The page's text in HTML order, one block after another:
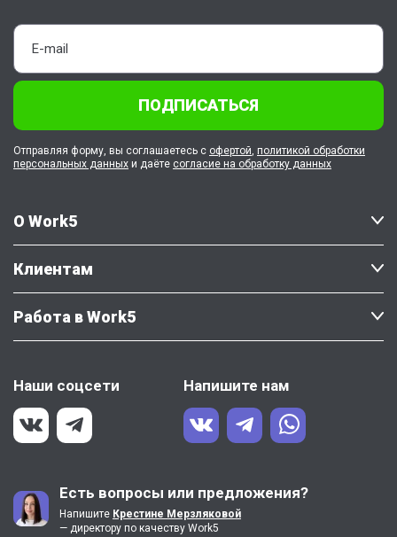
О Work5
Клиентам
Работа в Work5
Наши соцсети Напишите нам
Есть вопросы или предложения?
Напишите Крестине Мерзляковой
— директору по качеству Work5
ПОДПИСАТЬСЯ
Отправляя форму, вы соглашаетесь с офертой политикой обработки
персональных данных и даёте согласие на обработку данных